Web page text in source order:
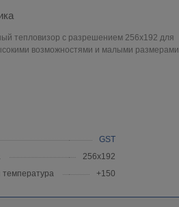
тепловизор с разрешением 256х192 для
возможностями и малыми размерами
GST
256х192
+150